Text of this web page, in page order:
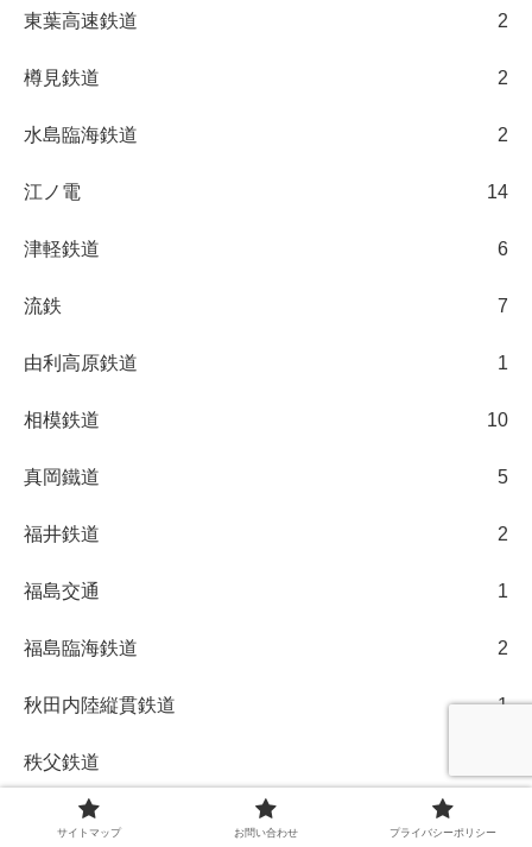
東葉高速鉄道 2
樽見鉄道 2
水島臨海鉄道 2
江ノ電 14
津軽鉄道 6
流鉄 7
由利高原鉄道 1
相模鉄道 10
真岡鐵道 5
福井鉄道 2
福島交通 1
福島臨海鉄道 2
秋田内陸縦貫鉄道 1
秩父鉄道
紀州鉄道
サイトマップ お問い合わせ プライバシーポリシー